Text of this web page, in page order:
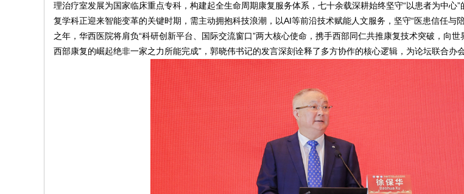
理治疗室发展为国家临床重点专科，构建起全生命周期康复服务体系，七十余载深耕始终坚守“以患者为中心
复学科正迎来智能变革的关键时期，需主动拥抱科技浪潮，以AI等前沿技术赋能人文服务，坚守“医患信任与
之年，华西医院将肩负“科研创新平台、国际交流窗口”两大核心使命，携手西部同仁共推康复技术突破，向世
西部康复的崛起绝非一家之力所能完成”，郭晓伟书记的发言深刻诠释了多方协作的核心逻辑，为论坛联合办